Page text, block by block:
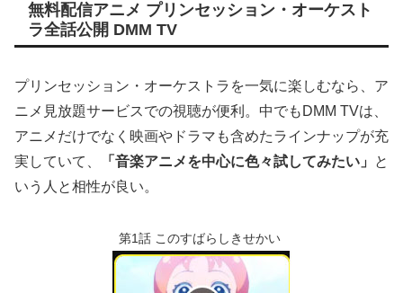
無料配信アニメ プリンセッション・オーケスト
ラ全話公開 DMM TV
プリンセッション・オーケストラを一気に楽しむなら、ア
ニメ見放題サービスでの視聴が便利。中でもDMM TVは、
アニメだけでなく映画やドラマも含めたラインナップが充
実していて、
「音楽アニメを中心に色々試してみたい」
と
いう人と相性が良い。
第1話 このすばらしきせかい